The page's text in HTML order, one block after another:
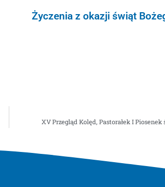
Życzenia z okazji świąt
XV Przegląd Kolęd, Pastorałek I